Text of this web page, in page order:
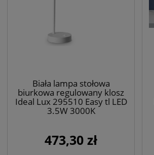
Biała lampa stołowa
biurkowa regulowany klosz
Ideal Lux 295510 Easy tl LED
3.5W 3000K
473,30 zł